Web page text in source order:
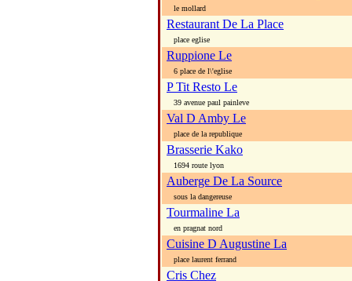
le mollard
Restaurant De La Place
place eglise
Ruppione Le
6 place de l\'eglise
P Tit Resto Le
39 avenue paul painleve
Val D Amby Le
place de la republique
Brasserie Kako
1694 route lyon
Auberge De La Source
sous la dangereuse
Tourmaline La
en pragnat nord
Cuisine D Augustine La
place laurent ferrand
Cris Chez